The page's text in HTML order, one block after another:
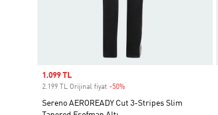
Sale price
1.099 TL
2.199 TL Orijinal fiyat -50%
Sereno AEROREADY Cut 3-Stripes Slim